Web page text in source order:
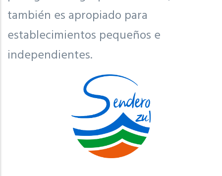
también es apropiado para
establecimientos pequeños e
independientes.